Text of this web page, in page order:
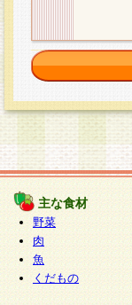
主な食材
野菜
肉
魚
くだもの